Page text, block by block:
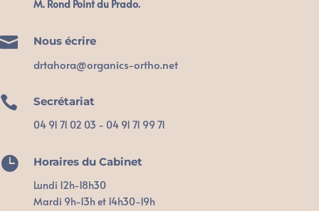
M. Rond Point du Prado.
 Nous écrire
drtahora@organics-ortho.net

Secrétariat
04 91 71 02 03 - 04 91 71 99 71

Horaires du Cabinet
Lundi 12h-18h30
Mardi 9h-13h et 14h30-19h